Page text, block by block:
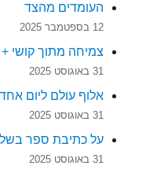
העומדים מהצד
12 בספטמבר 2025
צמיחה מתוך קושי
31 באוגוסט 2025
אלוף עולם ליום אחד
31 באוגוסט 2025
על כתיבת ספר
31 באוגוסט 2025